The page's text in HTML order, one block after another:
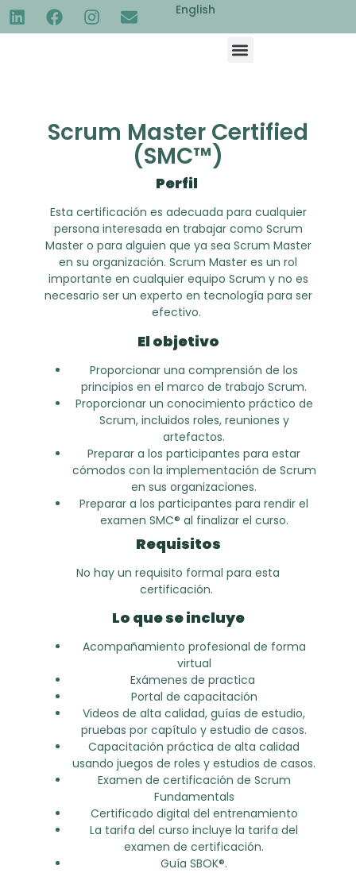
English
Scrum Master Certified
(SMC™)
Perfil
Esta certificación es adecuada para cualquier
persona interesada en trabajar como Scrum
Master o para alguien que ya sea Scrum Master
en su organización. Scrum Master es un rol
importante en cualquier equipo Scrum y no es
necesario ser un experto en tecnología para ser
efectivo.
El objetivo
Proporcionar una comprensión de los
principios en el marco de trabajo Scrum.
Proporcionar un conocimiento práctico de
Scrum, incluidos roles, reuniones y
artefactos.
Preparar a los participantes para estar
cómodos con la implementación de Scrum
en sus organizaciones.
Preparar a los participantes para rendir el
examen SMC® al finalizar el curso.
Requisitos
No hay un requisito formal para esta
certificación.
Lo que se incluye
Acompañamiento profesional de forma
virtual
Exámenes de practica
Portal de capacitación
Videos de alta calidad, guías de estudio,
pruebas por capítulo y estudio de casos.
Capacitación práctica de alta calidad
usando juegos de roles y estudios de casos.
Examen de certificación de Scrum
Fundamentals
Certificado digital del entrenamiento
La tarifa del curso incluye la tarifa del
examen de certificación.
Guía SBOK®.